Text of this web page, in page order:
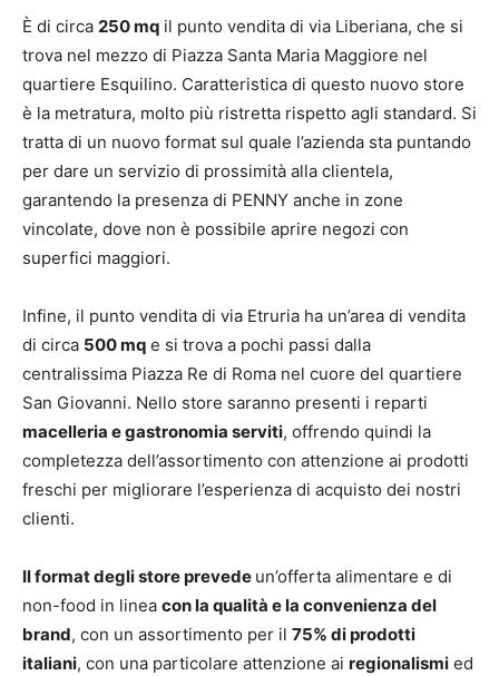
È di circa 250 mq il punto vendita di via Liberiana, che si
trova nel mezzo di Piazza Santa Maria Maggiore nel
quartiere Esquilino. Caratteristica di questo nuovo store
è la metratura, molto più ristretta rispetto agli standard. Si
tratta di un nuovo format sul quale l’azienda sta puntando
per dare un servizio di prossimità alla clientela,
garantendo la presenza di PENNY anche in zone
vincolate, dove non è possibile aprire negozi con
superfici maggiori.
Infine, il punto vendita di via Etruria ha un’area di vendita
di circa 500 mq e si trova a pochi passi dalla
centralissima Piazza Re di Roma nel cuore del quartiere
San Giovanni. Nello store saranno presenti i reparti
macelleria e gastronomia serviti, offrendo quindi la
completezza dell’assortimento con attenzione ai prodotti
freschi per migliorare l’esperienza di acquisto dei nostri
clienti.
Il format degli store prevede un’offerta alimentare e di
non-food in linea con la qualità e la convenienza del
brand, con un assortimento per il 75% di prodotti
italiani, con una particolare attenzione ai regionalismi ed